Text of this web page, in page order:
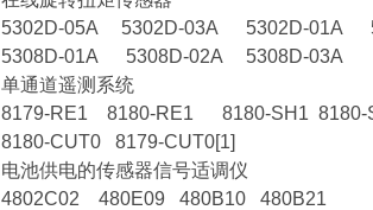
5302D-05A 5302D-03A 5302D-01A
5308D-01A 5308D-02A 5308D-03A
单通道遥测系统
8179-RE1 8180-RE1 8180-SH1 8180-
8180-CUT0 8179-CUT0[1]
电池供电的传感器信号适调仪
4802C02 480E09 480B10 480B21